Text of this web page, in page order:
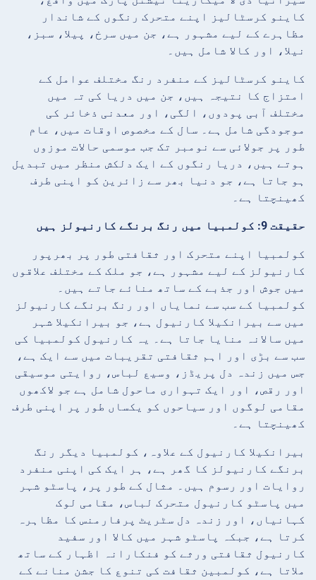
کاینو کرسٹالیز اپنے متحرک رنگوں کے شاندار
مظاہرے کے لیے مشہور ہے، جن میں سرخ، پیلا، سبز،
نیلا، اور کالا شامل ہیں۔
کاینو کرسٹالیز کے منفرد رنگ مختلف عوامل کے
امتزاج کا نتیجہ ہیں، جن میں دریا کی تہ میں
مختلف آبی پودوں، الگی، اور معدنی ذخائر کی
موجودگی شامل ہے۔ سال کے مخصوص اوقات میں، عام
طور پر جولائی سے نومبر تک جب موسمی حالات موزوں
ہوتے ہیں، دریا رنگوں کے ایک دلکش منظر میں تبدیل
ہو جاتا ہے، جو دنیا بھر سے زائرین کو اپنی طرف
کھینچتا ہے۔
حقیقت 9: کولمبیا میں رنگ برنگے کارنیولز ہیں
کولمبیا اپنے متحرک اور ثقافتی طور پر بھرپور
کارنیولز کے لیے مشہور ہے، جو ملک کے مختلف علاقوں
میں جوش اور جذبے کے ساتھ منائے جاتے ہیں۔
کولمبیا کے سب سے نمایاں اور رنگ برنگے کارنیولز
میں سے بیرانکیلا کارنیول ہے، جو بیرانکیلا شہر
میں سالانہ منایا جاتا ہے۔ یہ کارنیول کولمبیا کی
سب سے بڑی اور اہم ثقافتی تقریبات میں سے ایک ہے،
جس میں زندہ دل پریڈز، وسیع لباس، روایتی موسیقی
اور رقص، اور ایک تہواری ماحول شامل ہے جو لاکھوں
مقامی لوگوں اور سیاحوں کو یکساں طور پر اپنی طرف
کھینچتا ہے۔
بیرانکیلا کارنیول کے علاوہ، کولمبیا دیگر رنگ
برنگے کارنیولز کا گھر ہے، ہر ایک کی اپنی منفرد
روایات اور رسوم ہیں۔ مثال کے طور پر، پاسٹو شہر
میں پاسٹو کارنیول متحرک لباس، مقامی لوک
کہانیاں، اور زندہ دل سٹریٹ پرفارمنس کا مظاہرہ
کرتا ہے، جبکہ پاسٹو شہر میں کالا اور سفید
کارنیول ثقافتی ورثے کو فنکارانہ اظہار کے ساتھ
ملاتا ہے، کولمبین ثقافت کی تنوع کا جشن منانے کے